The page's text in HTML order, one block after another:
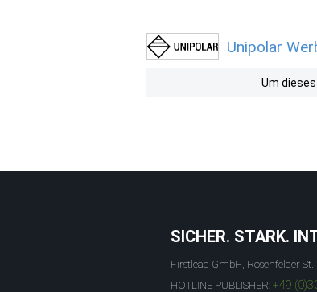
Unipolar
Um
SICHER. STARK.
Firstlead GmbH, Rosenfelder
HOTLINE PUBLISHER: +49